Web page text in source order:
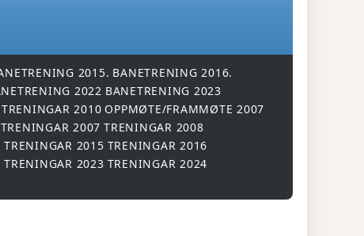
2015. BANETRENING 2016.
2022 BANETRENING 2023
2010 OPPMØTE/FRAMMØTE 2007
TRENINGAR 2007 TRENINGAR 2008
TRENINGAR 2015 TRENINGAR 2016
TRENINGAR 2023 TRENINGAR 2024